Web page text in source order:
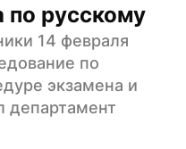
по русскому
14 февраля
по
экзамена и
департамент